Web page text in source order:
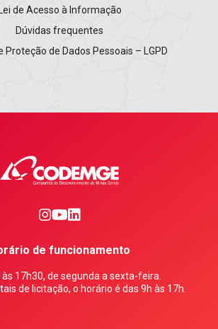
Lei de Acesso à Informação
Dúvidas frequentes
Proteção de Dados Pessoais – LGPD
0 1 2
de funcionamento
às 17h30, de segunda a sexta-feira.
de licitação, o horário é das 9h às 17h.